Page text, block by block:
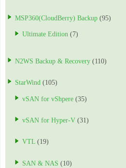
MSP360(CloudBerry) Backup (95)
Ultimate Edition (7)
N2WS Backup & Recovery (110)
StarWind (105)
vSAN for vShpere (35)
vSAN for Hyper-V (31)
VTL (19)
SAN & NAS (10)